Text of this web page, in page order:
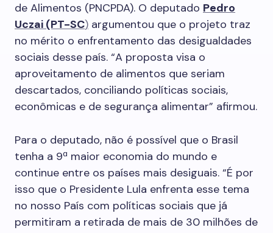
de Alimentos (PNCPDA). O deputado Pedro
Uczai (PT-SC) argumentou que o projeto traz
no mérito o enfrentamento das desigualdades
sociais desse país. “A proposta visa o
aproveitamento de alimentos que seriam
descartados, conciliando políticas sociais,
econômicas e de segurança alimentar” afirmou.
Para o deputado, não é possível que o Brasil
tenha a 9ª maior economia do mundo e
continue entre os países mais desiguais. “É por
isso que o Presidente Lula enfrenta esse tema
no nosso País com políticas sociais que já
permitiram a retirada de mais de 30 milhões de